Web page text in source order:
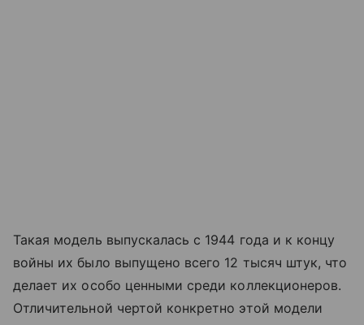
Такая модель выпускалась с 1944 года и к концу
войны их было выпущено всего 12 тысяч штук, что
делает их особо ценными среди коллекционеров.
Отличительной чертой конкретно этой модели